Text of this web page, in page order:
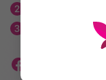
Av. Urquiza esq.